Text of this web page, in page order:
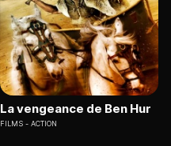
La vengeance de Ben Hur
FILMS ACTION